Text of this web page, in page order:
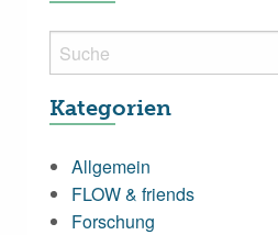
Kategorien
Allgemein
FLOW & friends
Forschung